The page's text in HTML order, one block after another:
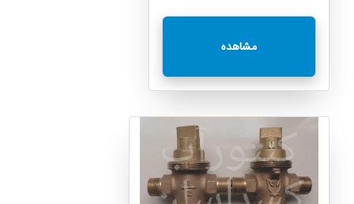
مشاهده